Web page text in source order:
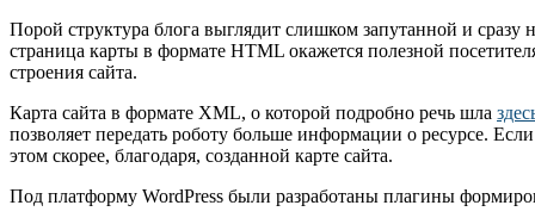
Порой структура блога выглядит слишком запутанной и сразу
страница карты в формате HTML окажется полезной
строения сайта.
Карта сайта в формате XML, о которой подробно речь шла
позволяет передать роботу больше информации о ресурсе.
этом скорее, благодаря, созданной карте сайта.
Под платформу WordPress были разработаны плагины